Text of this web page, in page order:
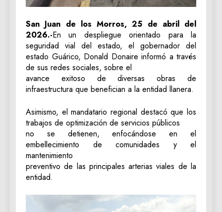
‎San Juan de los Morros, 25 de abril del
2026.-En un despliegue orientado para la
seguridad vial del estado, el gobernador del
estado Guárico, Donald Donaire informó a través
de sus redes sociales, sobre el
avance exitoso de diversas obras de
infraestructura que benefician a la entidad llanera.
‎Asimismo, el mandatario regional destacó que los
trabajos de optimización de servicios públicos
no se detienen, enfocándose en el
embellecimiento de comunidades y el
mantenimiento
preventivo de las principales arterias viales de la
entidad.